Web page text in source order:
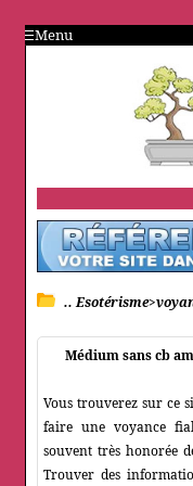
Menu
..
Médium sans cb
Vous trouverez sur ce
faire une voyance
souvent très honorée
Trouver des